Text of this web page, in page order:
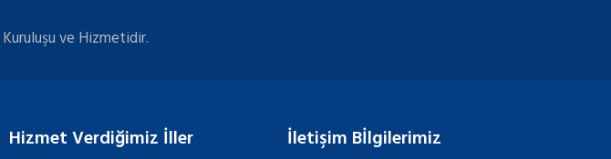
Kuruluşu ve Hizmetidir.
Hizmet Verdiğimiz İller İletişim Bİlgilerimiz